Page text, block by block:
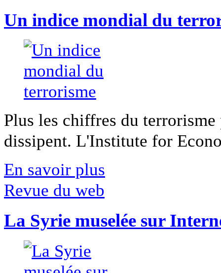
Un indice mondial du
Plus les chiffres du
dissipent. L'Institute for
En savoir plus
Revue du web
La Syrie muselée sur